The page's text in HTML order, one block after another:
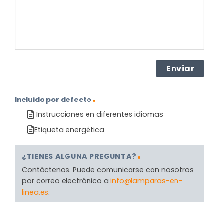
Incluido por defecto
Instrucciones en diferentes idiomas
Etiqueta energética
¿TIENES ALGUNA PREGUNTA?
Contáctenos. Puede comunicarse con nosotros
por correo electrónico a info@lamparas-en-
linea.es.